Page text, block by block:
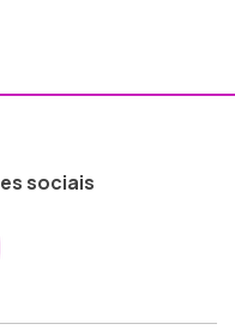
sociais
ao